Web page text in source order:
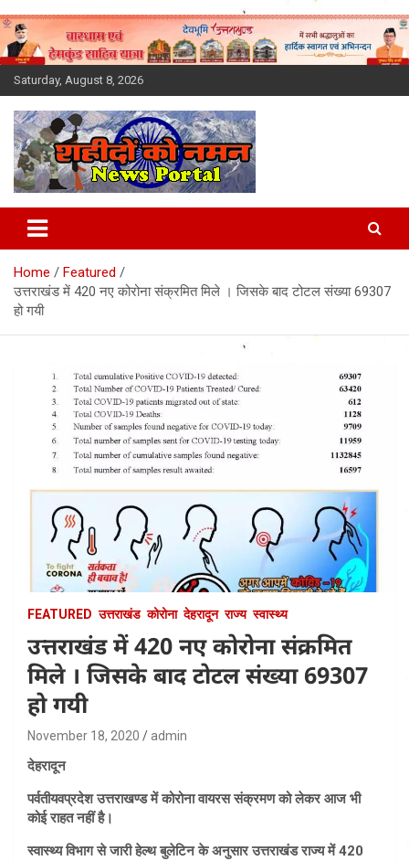
Skip
to
content
Saturday, August 8, 2026
Latest News Today, Breaking
News, Uttarakhand News in
Hindi
Home
Featured
उत्तराखंड में 420 नए कोरोना संक्रमित मिले । जिसके बाद टोटल संख्या 69307
हो गयी
FEATURED उत्तराखंड कोरोना देहरादून राज्य स्वास्थ्य
उत्तराखंड में 420 नए कोरोना संक्रमित
मिले । जिसके बाद टोटल संख्या 69307
हो गयी
November 18, 2020 admin
देहरादून
पर्वतीयवप्रदेश उत्तराखण्ड में कोरोना वायरस संक्रमण को लेकर आज भी
कोई राहत नहीं है।
स्वास्थ्य विभाग से जारी हेल्थ बुलेटिन के अनुसार उत्तराखंड राज्य में 420